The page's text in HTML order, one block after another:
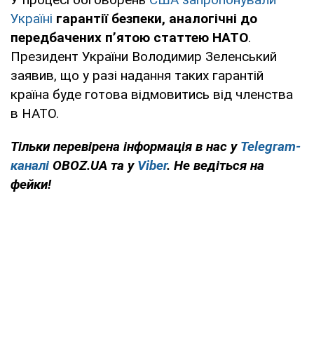
Україні гарантії безпеки, аналогічні до
передбачених п’ятою статтею НАТО.
Президент України Володимир Зеленський
заявив, що у разі надання таких гарантій
країна буде готова відмовитись від членства
в НАТО.
Тільки перевірена інформація в нас у Telegram-
каналі OBOZ.UA та у Viber. Не ведіться на
фейки!